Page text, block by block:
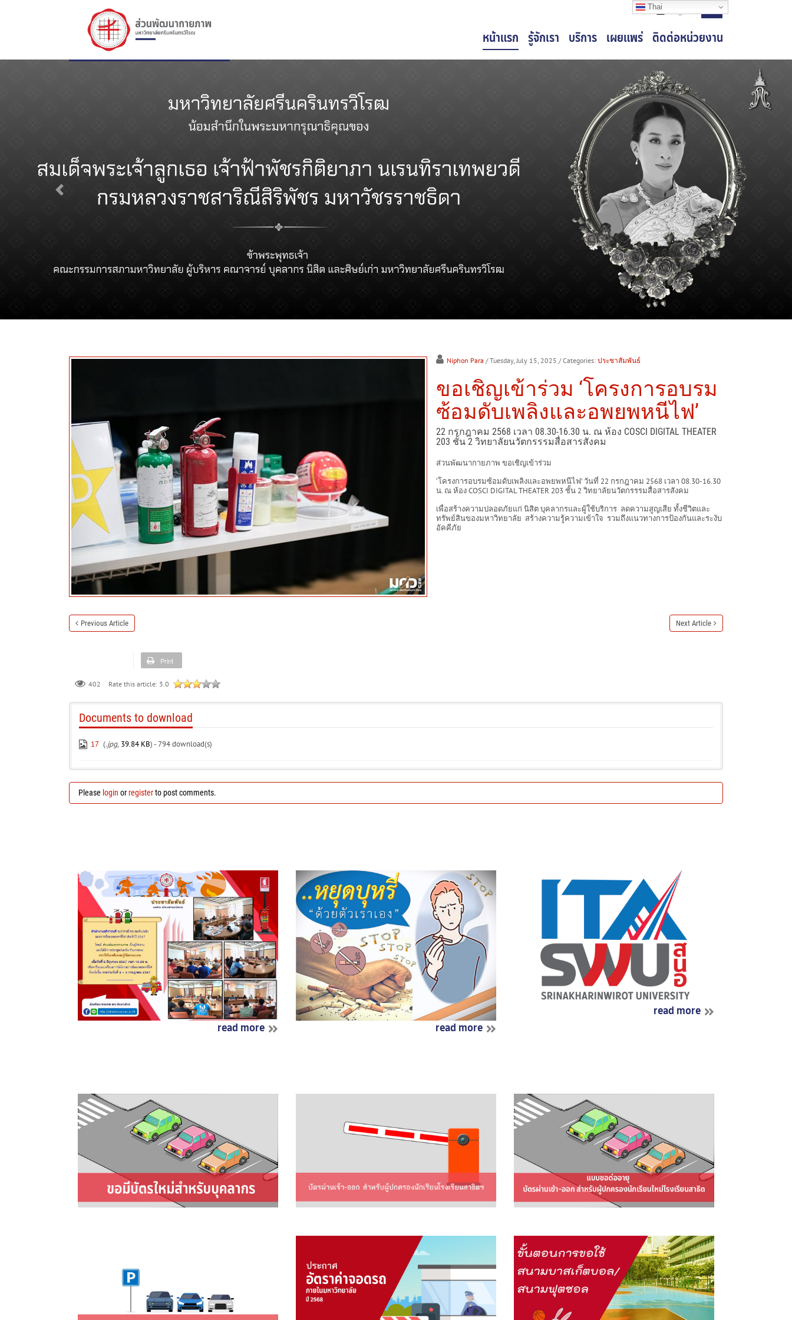
หน้าแรก รู้จักเรา บริการ เผยแพร่ ติดต่อหน่วยงาน
Previous Next
Niphon Para / Tuesday, July 15, 2025 / Categories: ประชาสัมพันธ์
ขอเชิญเข้าร่วม ‘โครงการอบรม
ซ้อมดับเพลิงและอพยพหนีไฟ’
22 กรกฎาคม 2568 เวลา 08.30-16.30 น. ณ ห้อง COSCI DIGITAL THEATER
203 ชั้น 2 วิทยาลัยนวัตกรรรมสื่อสารสังคม
ส่วนพัฒนากายภาพ ขอเชิญเข้าร่วม
‘โครงการอบรมซ้อมดับเพลิงและอพยพหนีไฟ’ วันที่ 22 กรกฎาคม 2568 เวลา 08.30-16.30
น. ณ ห้อง COSCI DIGITAL THEATER 203 ชั้น 2 วิทยาลัยนวัตกรรรมสื่อสารสังคม
เพื่อสร้างความปลอดภัยแก่ นิสิต บุคลากรและผู้ใช้บริการ ลดความสูญเสีย ทั้งชีวิตและ
ทรัพย์สินของมหาวิทยาลัย สร้างความรู้ความเข้าใจ รวมถึงแนวทางการป้องกันและระงับ
อัคคีภัย
Previous Article Next Article
Print
402 Rate this article: 3.0
Documents to download
17 (.jpg, 39.84 KB) - 794 download(s)
Please login orregisterto post comments.
read more read more
read more
มหาวิทยาลัยศรีนครินทรวิโรฒ
ประสานมิตร สําหรับผู้ปกครอง
นักเรียนใหม่โรงเรียนสาธิต
มหาวิทยาลัยศรีนครินทรวิโรฒ
ประสานมิตร สําหรับผู้ปกครอง
นักเรียนใหม่โรงเรียนสาธิต
Thai